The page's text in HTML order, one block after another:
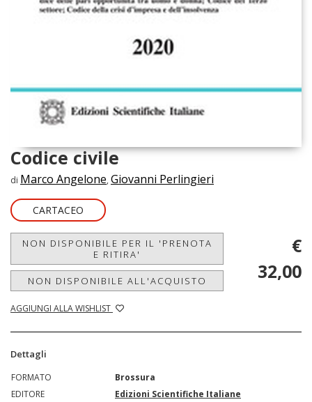
Codice civile
di Marco Angelone, Giovanni Perlingieri
CARTACEO
NON DISPONIBILE PER IL 'PRENOTA
E RITIRA'
NON DISPONIBILE ALL'ACQUISTO
AGGIUNGI ALLA WISHLIST
€
32,00
Dettagli
FORMATO
Brossura
EDITORE
Edizioni Scientifiche Italiane